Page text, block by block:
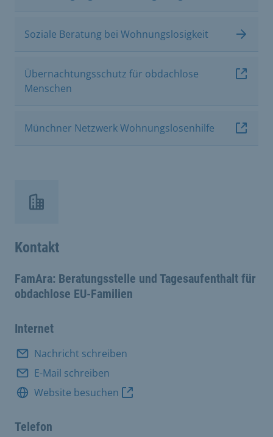
Soziale Beratung bei Wohnungslosigkeit
Übernachtungsschutz für obdachlose
Menschen
Münchner Netzwerk Wohnungslosenhilfe
Kontakt
FamAra: Beratungsstelle und Tagesaufenthalt für
obdachlose EU-Familien
Internet
Nachricht schreiben
E-Mail schreiben
Website besuchen
Telefon